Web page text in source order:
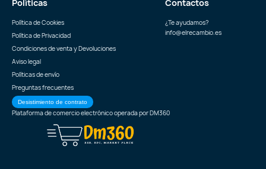
Políticas
Política de Cookies
Política de Privacidad
Condiciones de venta y Devoluciones
Aviso legal
Políticas de envío
Preguntas frecuentes
Desistimiento de contrato
Contactos
¿Te ayudamos?
info@elrecambio.es
Plataforma de comercio electrónico operada porDM360